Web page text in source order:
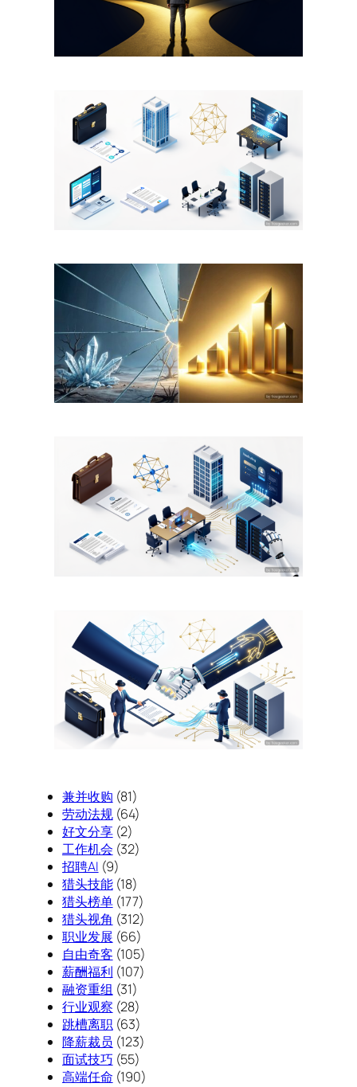
兼并收购 (81)
劳动法规(64)
好文分享(2)
工作机会 (32)
招聘AI (9)
猎头技能(18)
猎头榜单(177)
猎头视角 (312)
职业发展 (66)
自由奇客 (105)
薪酬福利 (107)
融资重组(31)
行业观察 (28)
跳槽离职(63)
降薪裁员 (123)
面试技巧 (55)
高端任命 (190)